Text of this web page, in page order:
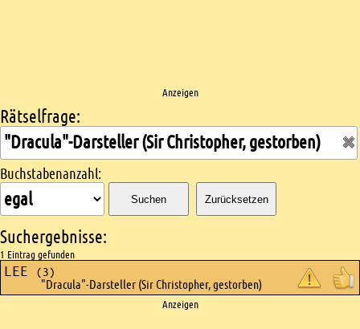
Anzeigen
Kreuzworträtsel suchen
Rätselfrage:
Buchstabenanzahl:
Suchen Zurücksetzen
Suchergebnisse:
1 Eintrag gefunden
LEE (3)
"Dracula"-Darsteller (Sir Christopher, gestorben)
Anzeigen